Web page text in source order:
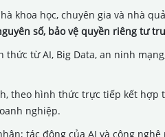
khoa học, chuyên gia và nhà
số, bảo vệ quyền riêng tư
từ AI, Big Data, an ninh
theo hình thức trực tiếp kết
nghiệp.
tác động của AI và công